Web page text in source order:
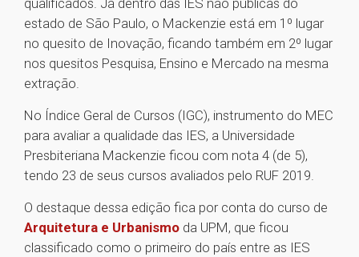
qualificados. Já dentro das IES não públicas do
estado de São Paulo, o Mackenzie está em 1º lugar
no quesito de Inovação, ficando também em 2º lugar
nos quesitos Pesquisa, Ensino e Mercado na mesma
extração.
No Índice Geral de Cursos (IGC), instrumento do MEC
para avaliar a qualidade das IES, a Universidade
Presbiteriana Mackenzie ficou com nota 4 (de 5),
tendo 23 de seus cursos avaliados pelo RUF 2019.
O destaque dessa edição fica por conta do curso de
Arquitetura e Urbanismo da UPM, que ficou
classificado como o primeiro do país entre as IES